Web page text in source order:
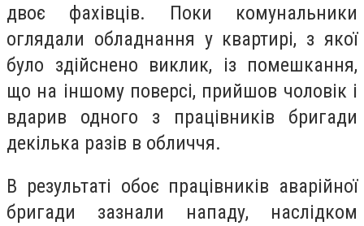
двоє фахівців. Поки комунальники
оглядали обладнання у квартирі, з якої
було здійснено виклик, із помешкання,
що на іншому поверсі, прийшов чоловік і
вдарив одного з працівників бригади
декілька разів в обличчя.
В результаті обоє працівників аварійної
бригади зазнали нападу, наслідком